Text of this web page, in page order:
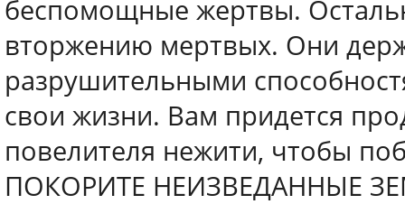
беспомощные жертвы.
вторжению мертвых. Они
разрушительными
свои жизни. Вам придется
повелителя нежити, чтобы
ПОКОРИТЕ НЕИЗВЕДАННЫЕ